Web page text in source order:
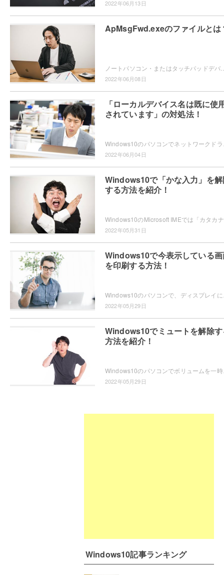
2022年06月13日
ApMsgFwd.exeのファイルとは
2022年06月08日
「ローカルデバイス名は既に使
されています」の対処法！
2022年06月04日
Windows10で「かな入力」を
する方法を紹介！
2022年05月31日
Windows10で今表示している
を印刷する方法！
2022年05月29日
Windows10でミュートを解除
方法を紹介！
Windows10のパソコンでボリュー
2022年05月29日
Windows10記事ランキング